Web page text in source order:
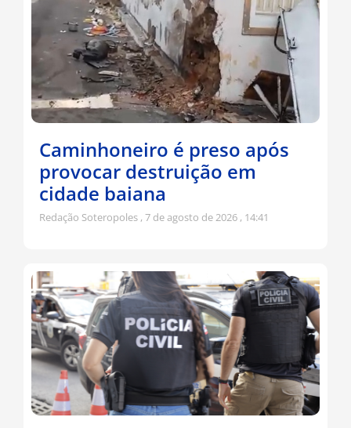
Caminhoneiro é preso após
provocar destruição em
cidade baiana
Redação Soteropoles 7 de agosto de 2026 14:41